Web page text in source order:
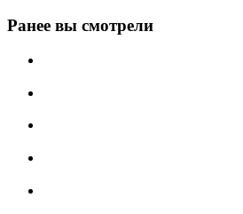
Ранее вы смотрели